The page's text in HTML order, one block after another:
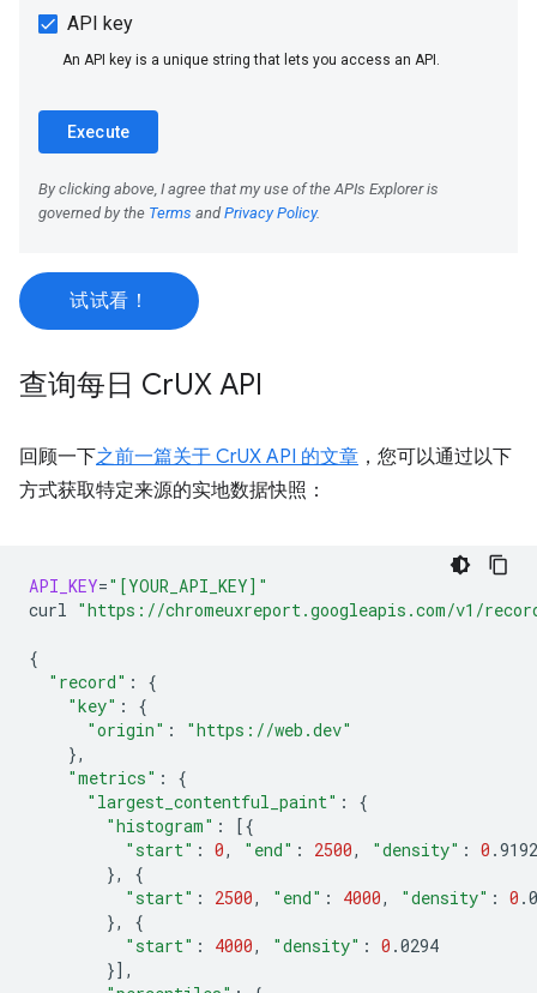
试试看！
查询每日 CrUX API
回顾一下之前一篇关于 CrUX API 的文章 ，您可以通过以下
方式获取特定来源的实地数据快照：
API_KEY="[YOUR_API_KEY]"
curl "https://chromeuxreport.googleapis.com/v1/
{
"record" :
{
"key" :
{
"origin" :
"https://web.dev"
}
"metrics" :
{
"largest_contentful_paint" :
{
"histogram" :
[{
"start" : 0, "end" : 2500, "density" : 0
},
{
"start" : 2500, "end" : 4000, "density" : 0
},
{
"start" : 4000, "density" : 0
}]